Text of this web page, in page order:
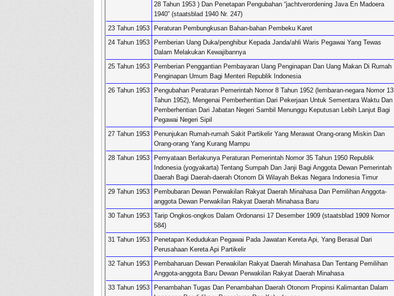
28 Tahun 1953 ) Dan Penetapan Pengubahan “jachtverordening Java En Madoera
1940” (staatsblad 1940 Nr. 247)
23 Tahun 1953
Peraturan Pembungkusan Bahan-bahan Pembeku Karet
24 Tahun 1953
Pemberian Uang Duka/penghibur Kepada Janda/ahli Waris Pegawai Yang Tewas
Dalam Melakukan Kewajibannya
25 Tahun 1953
Pemberian Penggantian Pembayaran Uang Penginapan Dan Uang Makan Di Rumah
Penginapan Umum Bagi Menteri Republik Indonesia
26 Tahun 1953
Pengubahan Peraturan Pemerintah Nomor 8 Tahun 1952 (lembaran-negara Nomor 13
Tahun 1952), Mengenai Pemberhentian Dari Pekerjaan Untuk Sementara Waktu Dan
Pemberhentian Dari Jabatan Negeri Sambil Menunggu Keputusan Lebih Lanjut Bagi
Pegawai Negeri Sipil
27 Tahun 1953
Penunjukan Rumah-rumah Sakit Partikelir Yang Merawat Orang-orang Miskin Dan
Orang-orang Yang Kurang Mampu
28 Tahun 1953
Pernyataan Berlakunya Peraturan Pemerintah Nomor 35 Tahun 1950 Republik
Indonesia (yogyakarta) Tentang Sumpah Dan Janji Bagi Anggota Dewan Pemerintah
Daerah Bagi Daerah-daerah Otonom Di Wilayah Bekas Negara Indonesia Timur
29 Tahun 1953
Pembubaran Dewan Perwakilan Rakyat Daerah Minahasa Dan Pemilihan Anggota-
anggota Dewan Perwakilan Rakyat Daerah Minahasa Baru
30 Tahun 1953 Tarip Ongkos-ongkos Dalam Ordonansi 17 Desember 1909 (staatsblad 1909 Nomor
584)
31 Tahun 1953
Penetapan Kedudukan Pegawai Pada Jawatan Kereta Api, Yang Berasal Dari
Perusahaan Kereta Api Partikelir
32 Tahun 1953
Pembaharuan Dewan Perwakilan Rakyat Daerah Minahasa Dan Tentang Pemilihan
Anggota-anggota Baru Dewan Perwakilan Rakyat Daerah Minahasa
33 Tahun 1953
Penambahan Tugas Dan Penambahan Daerah Otonom Propinsi Kalimantan Dalam